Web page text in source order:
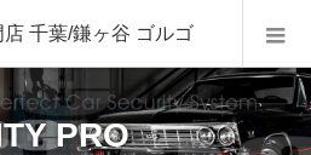
PRO